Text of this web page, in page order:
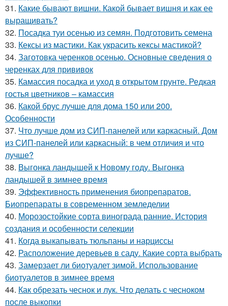
31. Какие бывают вишни. Какой бывает вишня и как ее
выращивать?
32. Посадка туи осенью из семян. Подготовить семена
33. Кексы из мастики. Как украсить кексы мастикой?
34. Заготовка черенков осенью. Основные сведения о
черенках для прививок
35. Камассия посадка и уход в открытом грунте. Редкая
гостья цветников – камассия
36. Какой брус лучше для дома 150 или 200.
Особенности
37. Что лучше дом из СИП-панелей или каркасный. Дом
из СИП-панелей или каркасный: в чем отличия и что
лучше?
38. Выгонка ландышей к Новому году. Выгонка
ландышей в зимнее время
39. Эффективность применения биопрепаратов.
Биопрепараты в современном земледелии
40. Морозостойкие сорта винограда ранние. История
создания и особенности селекции
41. Когда выкапывать тюльпаны и нарциссы
42. Расположение деревьев в саду. Какие сорта выбрать
43. Замерзает ли биотуалет зимой. Использование
биотуалетов в зимнее время
44. Как обрезать чеснок и лук. Что делать с чесноком
после выкопки